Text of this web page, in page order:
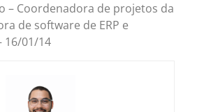
– Coordenadora de projetos da
de software de ERP e
16/01/14